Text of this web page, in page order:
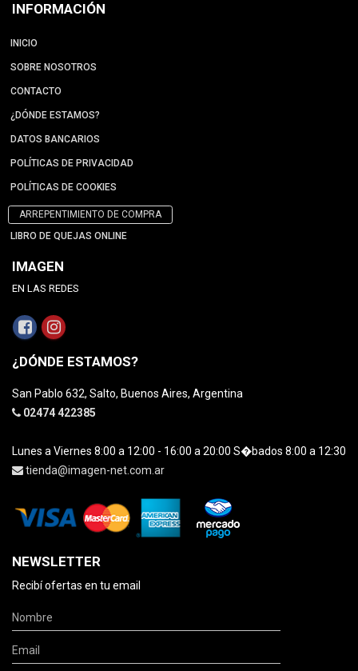
INFORMACIÓN
INICIO
SOBRE NOSOTROS
CONTACTO
¿DÓNDE ESTAMOS?
DATOS BANCARIOS
POLÍTICAS DE PRIVACIDAD
POLÍTICAS DE COOKIES
ARREPENTIMIENTO DE COMPRA
LIBRO DE QUEJAS ONLINE
IMAGEN
EN LAS REDES
¿DÓNDE ESTAMOS?
San Pablo 632, Salto, Buenos Aires, Argentina
02474 422385
Lunes a Viernes 8:00 a 12:00 - 16:00 a 20:00 S�bados 8:00 a 12:30
tienda@imagen-net.com.ar
NEWSLETTER
Recibí ofertas en tu email